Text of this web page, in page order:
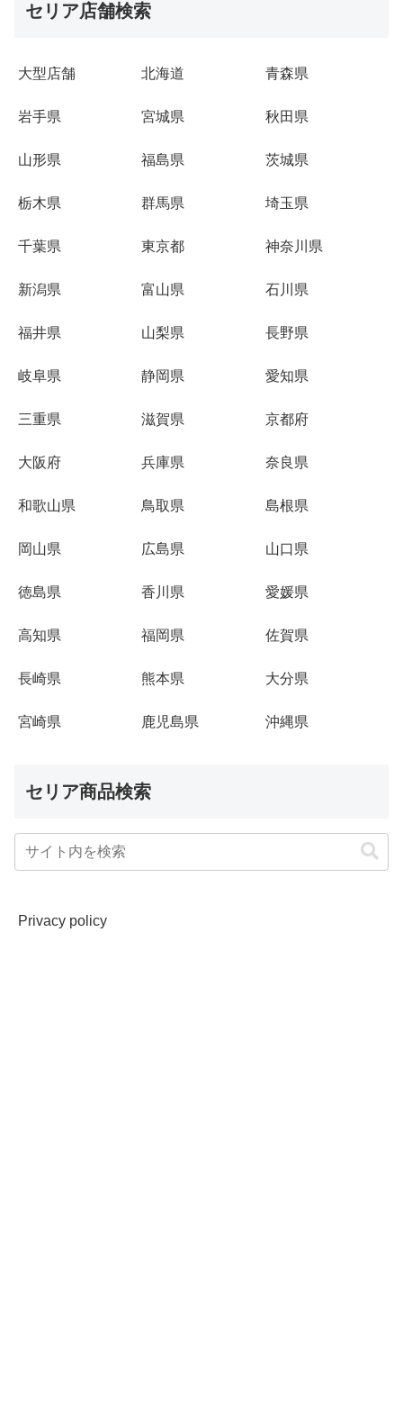
セリア店舗検索
大型店舗 北海道 青森県
岩手県 宮城県 秋田県
山形県 福島県 茨城県
栃木県 群馬県 埼玉県
千葉県 東京都 神奈川県
新潟県 富山県 石川県
福井県 山梨県 長野県
岐阜県 静岡県 愛知県
三重県 滋賀県 京都府
大阪府 兵庫県 奈良県
和歌山県 鳥取県 島根県
岡山県 広島県 山口県
徳島県 香川県 愛媛県
高知県 福岡県 佐賀県
長崎県 熊本県 大分県
宮崎県 鹿児島県 沖縄県
セリア商品検索
Privacy policy